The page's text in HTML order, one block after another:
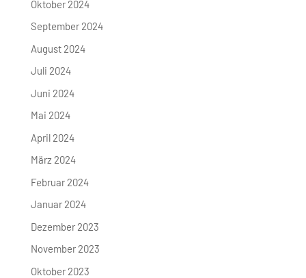
Oktober 2024
September 2024
August 2024
Juli 2024
Juni 2024
Mai 2024
April 2024
März 2024
Februar 2024
Januar 2024
Dezember 2023
November 2023
Oktober 2023